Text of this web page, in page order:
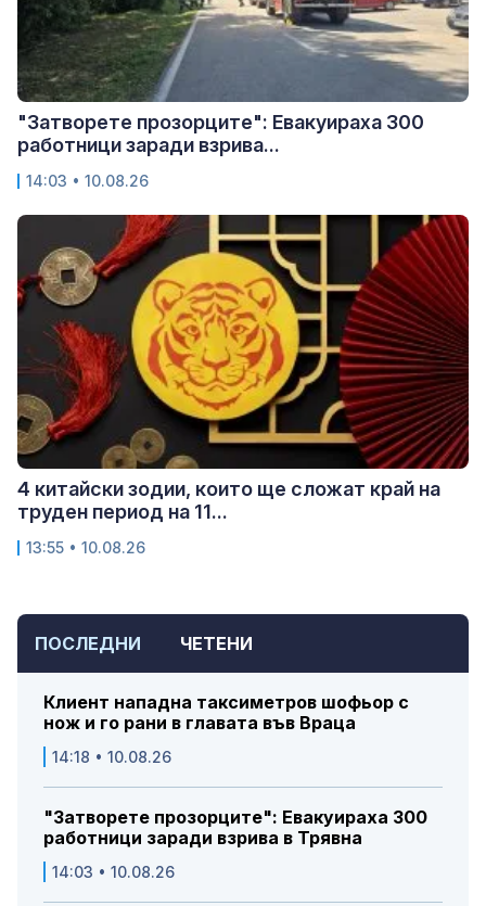
ПОСЛЕДНИ ЧЕТЕНИ
Клиент нападна таксиметров шофьор с
нож и го рани в главата във Враца
14:18 • 10.08.26
"Затворете прозорците": Евакуираха 300
работници заради взрива в Трявна
14:03 • 10.08.26
"Затворете прозорците": Евакуираха 300
работници заради взрива...
14:03 • 10.08.26
4 китайски зодии, които ще сложат край на
труден период на 11...
13:55 • 10.08.26